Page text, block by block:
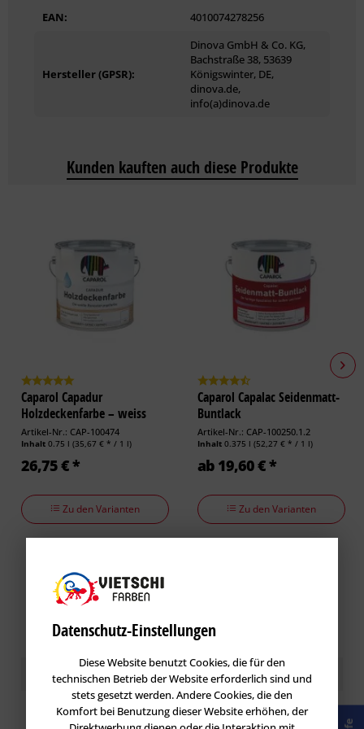
Weiß
Abtönbar mit max. 5 % Vollton- und -Abtönfarben ohne
Veränderung der zugesicherten Eigenschaften
Maschinell im DinoMix−Mischsystem abtönbar
25 kg
EAN: 4010074278256
Hersteller (GPSR):
Dinova GmbH & Co. KG,
Bachstraße 38, 53639
Königswinter, DE,
dinova.de,
info(a)dinova.de
Kunden kauften auch diese Produkte
Caparol Capadur
Holzdeckenfarbe – weiss
Artikel-Nr.: CAP-100474
Inhalt 0.75 l (35,67 € * / 1 l)
26,75 € *
Zu den Varianten
Caparol Capalac Seidenmatt-
Buntlack
Artikel-Nr.: CAP-100250.1.2
Inhalt 0.375 l (52,27 € * / 1 l)
ab 19,60 € *
Zu den Varianten
Kundenbewertungen / Erfahrungen
Datenschutz-Einstellungen
Diese Website benutzt Cookies, die für den
technischen Betrieb der Website erforderlich sind und
stets gesetzt werden. Andere Cookies, die den
Komfort bei Benutzung dieser Website erhöhen, der